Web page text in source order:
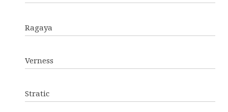
Ragaya
Verness
Stratic